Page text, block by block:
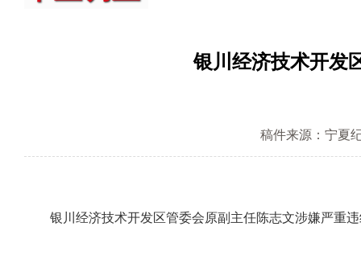
银川经济技术开发
稿件来源：宁夏
银川经济技术开发区管委会原副主任陈志文涉嫌严重违